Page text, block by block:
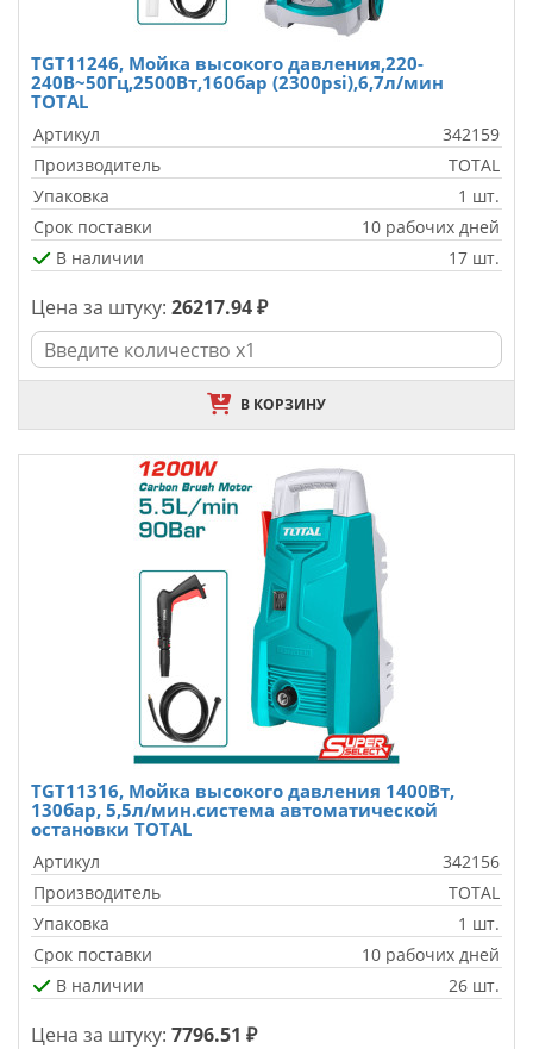
TGT11246, Мойка высокого давления,220-
240В~50Гц,2500Вт,160бар (2300psi),6,7л/мин
TOTAL
Артикул
342159
Производитель
TOTAL
Упаковка
1 шт.
Срок поставки
10 рабочих дней
В наличии
17 шт.
Цена за штуку: 26217.94 ₽
В КОРЗИНУ
TGT11316, Мойка высокого давления 1400Вт,
130бар, 5,5л/мин.система автоматической
остановки TOTAL
Артикул
342156
Производитель
TOTAL
Упаковка
1 шт.
Срок поставки
10 рабочих дней
В наличии
26 шт.
Цена за штуку: 7796.51 ₽